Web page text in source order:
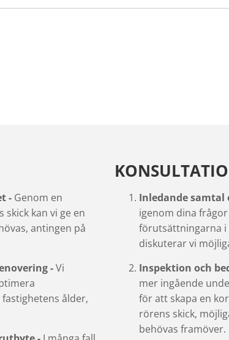
- Genom en
kan vi ge en
antingen på
-Vi
ålder,
Inledande samtal
igenom dina
förutsättningarna i
diskuterar vi
Inspektion och
mer ingående
för att skapa en
rörens skick,
behövas framöver.